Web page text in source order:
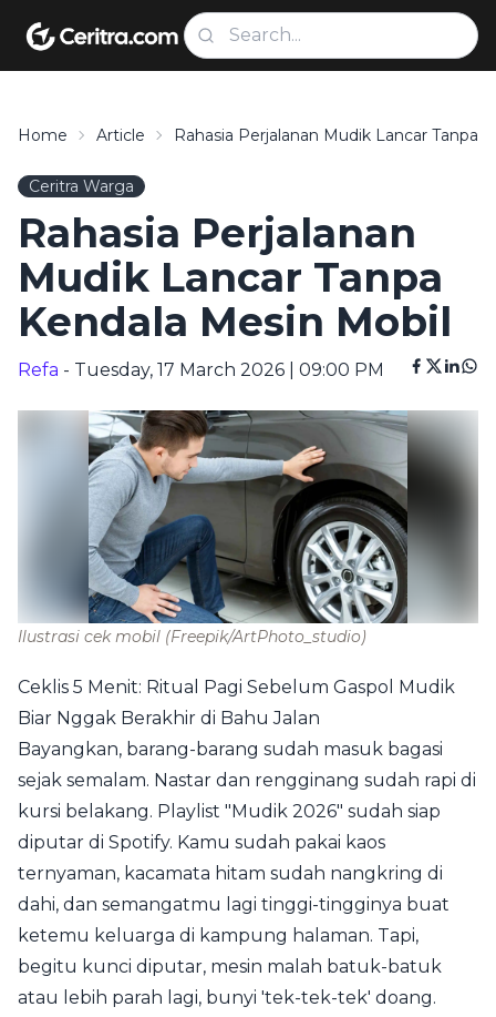
Home Article Rahasia Perjalanan Mudik Lancar Tanpa
Ceritra Warga
Rahasia Perjalanan
Mudik Lancar Tanpa
Kendala Mesin Mobil
Refa - Tuesday, 17 March 2026 | 09:00 PM
Ilustrasi cek mobil (Freepik/ArtPhoto_studio)
Ceklis 5 Menit: Ritual Pagi Sebelum Gaspol Mudik
Biar Nggak Berakhir di Bahu Jalan
Bayangkan, barang-barang sudah masuk bagasi
sejak semalam. Nastar dan rengginang sudah rapi di
kursi belakang. Playlist "Mudik 2026" sudah siap
diputar di Spotify. Kamu sudah pakai kaos
ternyaman, kacamata hitam sudah nangkring di
dahi, dan semangatmu lagi tinggi-tingginya buat
ketemu keluarga di kampung halaman. Tapi,
begitu kunci diputar, mesin malah batuk-batuk
atau lebih parah lagi, bunyi 'tek-tek-tek' doang.